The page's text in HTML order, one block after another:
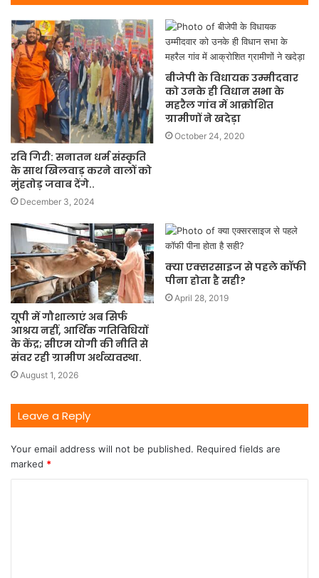
रवि गिरी: सनातन धर्म संस्कृति
के साथ खिलवाड़ करने वालों को
मुंहतोड़ जवाब देंगे..
December 3, 2024
बीजेपी के विधायक उम्मीदवार
को उनके ही विधान सभा के
महरैल गांव में आक्रोशित
ग्रामीणों ने खदेड़ा
October 24, 2020
यूपी में गौशालाएं अब सिर्फ
आश्रय नहीं, आर्थिक गतिविधियों
के केंद्र; सीएम योगी की नीति से
संवर रही ग्रामीण अर्थव्यवस्था.
August 1, 2026
क्या एक्सरसाइज से पहले कॉफी
पीना होता है सही?
April 28, 2019
Leave a Reply
Your email address will not be published. Required fields are
marked *